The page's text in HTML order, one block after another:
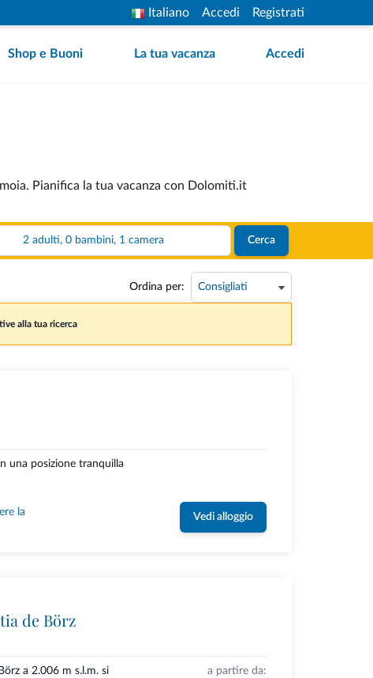
Italiano Accedi Registrati
Shop e Buoni La tua vacanza Accedi
Pianifica la tua vacanza con Dolomiti.it
2 adulti, 0 bambini, 1 camera Cerca
Ordina per:
alla tua ricerca
una posizione tranquilla
la
Vedi alloggio
de Börz
a 2.006 m s.l.m. si
a partire da: